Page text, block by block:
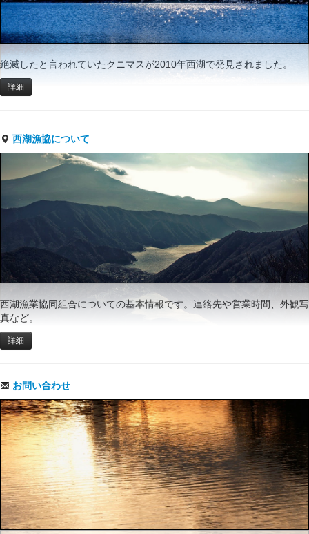
絶滅したと言われていたクニマスが2010年西湖で発見されました。
詳細
西湖漁協について
西湖漁業協同組合についての基本情報です。連絡先や営業時間、外観写
真など。
詳細
お問い合わせ